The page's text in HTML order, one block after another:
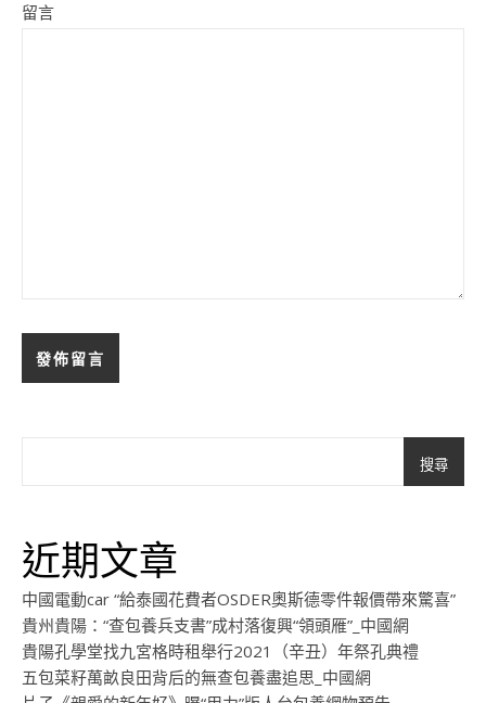
留言
搜尋
近期文章
中國電動car “給泰國花費者OSDER奧斯德零件報價帶來驚喜”
貴州貴陽：“查包養兵支書”成村落復興“領頭雁”_中國網
貴陽孔學堂找九宮格時租舉行2021（辛丑）年祭孔典禮
五包菜籽萬畝良田背后的無查包養盡追思_中國網